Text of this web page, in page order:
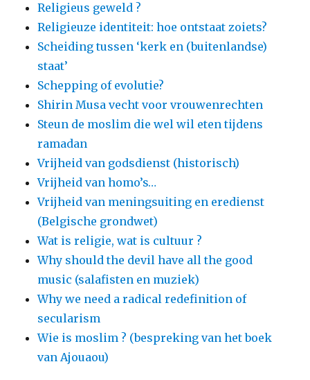
Religieus geweld ?
Religieuze identiteit: hoe ontstaat zoiets?
Scheiding tussen ‘kerk en (buitenlandse)
staat’
Schepping of evolutie?
Shirin Musa vecht voor vrouwenrechten
Steun de moslim die wel wil eten tijdens
ramadan
Vrijheid van godsdienst (historisch)
Vrijheid van homo’s…
Vrijheid van meningsuiting en eredienst
(Belgische grondwet)
Wat is religie, wat is cultuur ?
Why should the devil have all the good
music (salafisten en muziek)
Why we need a radical redefinition of
secularism
Wie is moslim ? (bespreking van het boek
van Ajouaou)